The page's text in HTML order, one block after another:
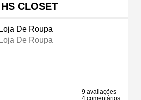
HS CLOSET
Loja De Roupa
Loja De Roupa
9 avaliações
4 comentários